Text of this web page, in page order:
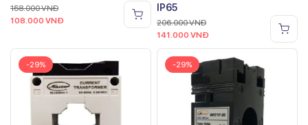
158.000VNĐ
108.000 VNĐ
IP65
206.000VNĐ
141.000 VNĐ
-29% -29%